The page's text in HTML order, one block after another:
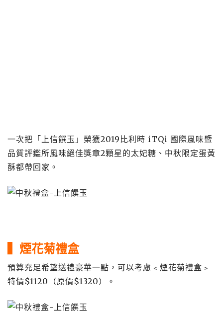
一次把「上信饌玉」榮獲2019比利時 iTQi 國際風味暨
品質評鑑所風味絕佳獎章2顆星的太妃糖、中秋限定蛋黃
酥都帶回家。
▍煙花菊禮盒
預算充足希望送禮豪華一點，可以考慮﹤煙花菊禮盒﹥
特價$1120（原價$1320）。